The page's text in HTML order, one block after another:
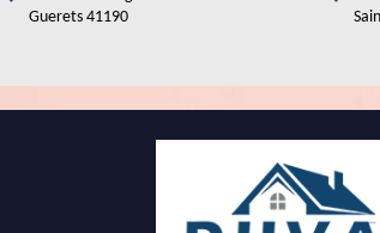
dans la ville de Saint Etienne Des
Guerets 41190